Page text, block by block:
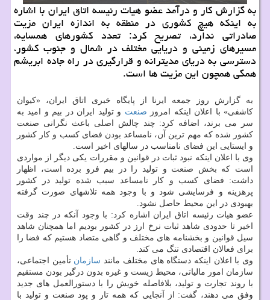
به گزارش کار و درآمد عضو هیات رئیسه اتاق ایران با اشاره
به اینکه هیچ کشوری در منطقه به اندازه ایران مزیت
صادراتی ندارد، تصریح کرد: تعدد کشورهای همسایه،
مسیرهای زمینی و دریایی مختلف در شمال و جنوب کشور،
دسترسی به دریای مدیترانه و قرارگیری در راه جاده ابریشم
همگی همچون این مزیت ها است.
به گزارش روز جمعه ایرنا از پایگاه خبری اتاق ایران، «کیوان
کاشفی» با اعلان اینکه امروز صنعت و تولید ایران در بیم و امید به
سر می برند، اضافه کرد: چند چالش اصلی باعث نگرانی صنعت
کشور شده که مهم ترین آن، نامساعد بودن فضای کسب و کار کشور
و ایستایی این فضای نامناسب در سالهای اخیر است.
وی با اعلان اینکه نبود ثبات در قوانین و مقررات یکی دیگر از مواردی
است که بخش صنعت و تولید را در بیم فرو برده است، اظهار
داشت: فضای کسب و کار نامساعد سبب شده تولید در کشور
پرهزینه و فرسایشی شود و با وجود همه تلاشهای صورت گرفته
بهبودی در این محیط حاصل نشود.
عضو هیات رئیسه اتاق ایران اشاره کرد: با وجود آنکه در چند وقت
اخیر تا حدودی شاهد ثبات نرخ ارز در کشور بودیم اما همچنان شاهد
سیل قوانین و بخشنامه های مختلف و گاهی متضاد هستیم که فضا را
برای فعالان اقتصادی تنگ می کند.
وی با اعلان اینکه دستگاه های مختلف مانند سازمان تأمین اجتماعی،
سازمان امور مالیاتی، محیط زیست و غیره بدون درگیر بودن مستقیم
با روند تجارت و تولید، بلافاصله خویش را با دستورالعمل های جدید
وفق می دهند، گفت: از آنجایی که همه تار و پود صنعت و تولید با